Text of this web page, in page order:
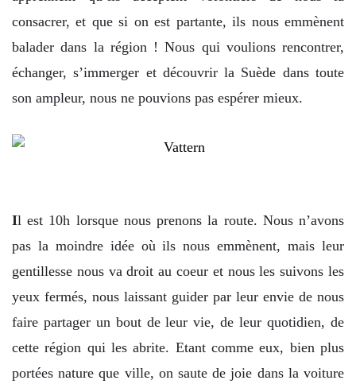
consacrer, et que si on est partante, ils nous emmènent
balader dans la région ! Nous qui voulions rencontrer,
échanger, s’immerger et découvrir la Suède dans toute
son ampleur, nous ne pouvions pas espérer mieux.
Il est 10h lorsque nous prenons la route. Nous n’avons
pas la moindre idée où ils nous emmènent, mais leur
gentillesse nous va droit au coeur et nous les suivons les
yeux fermés, nous laissant guider par leur envie de nous
faire partager un bout de leur vie, de leur quotidien, de
cette région qui les abrite. Etant comme eux, bien plus
portées nature que ville, on saute de joie dans la voiture